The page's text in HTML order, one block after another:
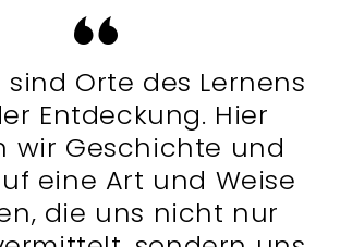
sind Orte des Lernens
Entdeckung. Hier
wir Geschichte und
eine Art und Weise
die uns nicht nur